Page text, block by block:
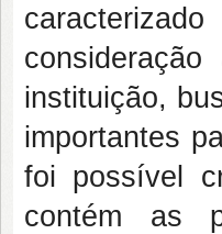
instituição,
importantes
foi possível
contém as